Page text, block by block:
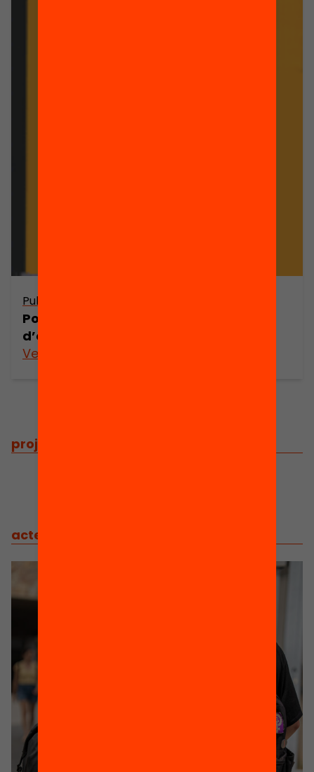
Publicació
Política educativa i igualtat
d’oportunitats
Veure’n més
projectes
actes